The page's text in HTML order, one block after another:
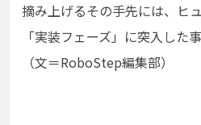
摘み上げるその手先には、ヒ
「実装フェーズ」に突入した
（文＝RoboStep編集部）